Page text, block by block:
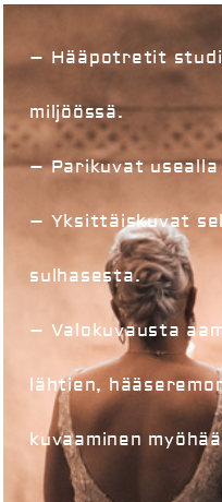
– Hääpotretit
miljöössä.
– Parikuvat
– Yksittäiskuvat
sulhasesta.
– Valokuvausta
lähtien,
kuvaaminen